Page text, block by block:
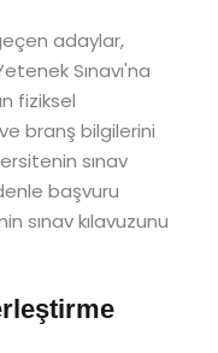
adaylar,
Sınavı'na
fiziksel
branş bilgilerini
sınav
başvuru
sınav kılavuzunu